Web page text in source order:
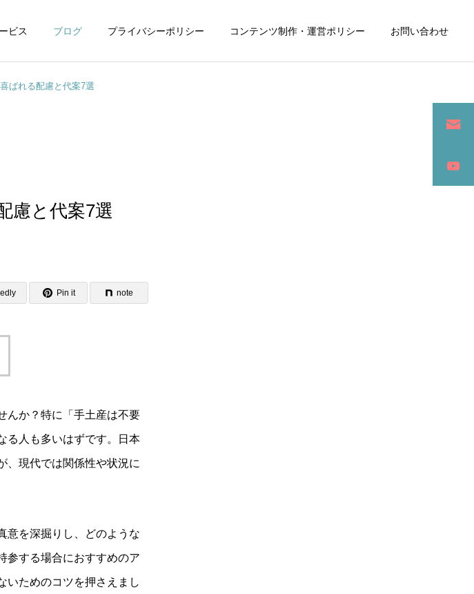
ビス ブログ プライバシーポリシー コンテンツ制作・運営ポリシー お問い合わせ
ばれる配慮と代案7選
慮と代案7選
Pin it note
んか？特に「手土産は不要
る人も多いはずです。日本
、現代では関係性や状況に
意を深掘りし、どのような
参する場合におすすめのア
いためのコツを押さえまし